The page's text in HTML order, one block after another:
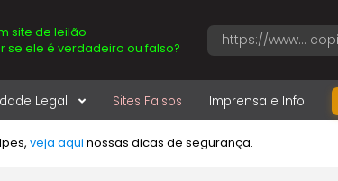
site de leilão
se ele é verdadeiro ou falso?
Legal Sites Falsos Imprensa e Info
veja aqui nossas dicas de segurança.